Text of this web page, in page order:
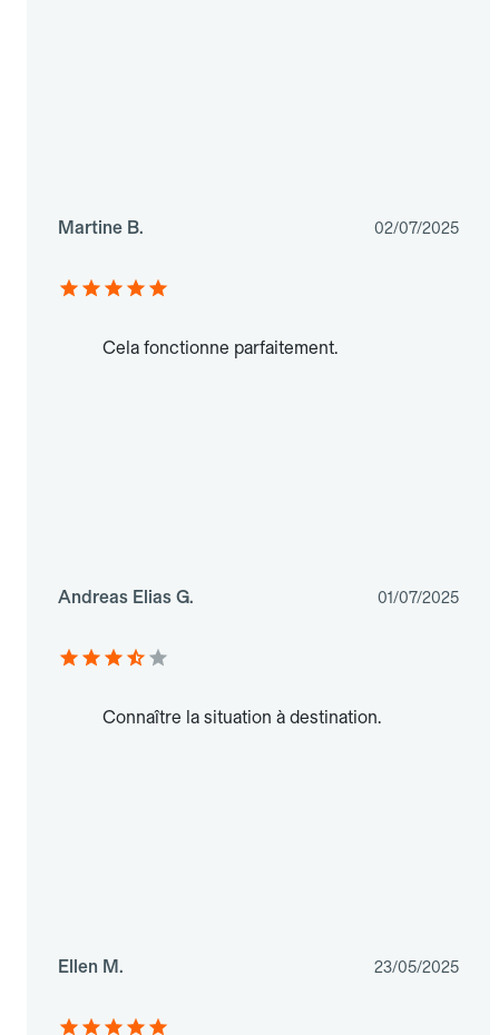
Martine B. 02/07/2025
Cela fonctionne parfaitement.
Andreas Elias G. 01/07/2025
Connaître la situation à destination.
Ellen M. 23/05/2025